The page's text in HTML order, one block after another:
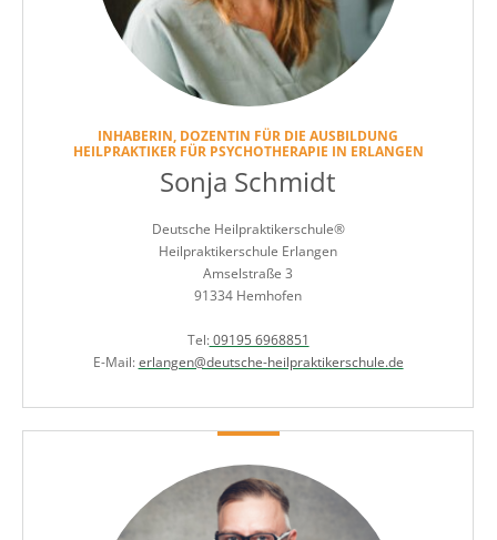
INHABERIN, DOZENTIN FÜR DIE AUSBILDUNG
HEILPRAKTIKER FÜR PSYCHOTHERAPIE IN ERLANGEN
Sonja Schmidt
Deutsche Heilpraktikerschule®
Heilpraktikerschule Erlangen
Amselstraße 3
91334 Hemhofen
Tel:09195 6968851
E-Mail: erlangen@deutsche-heilpraktikerschule.de